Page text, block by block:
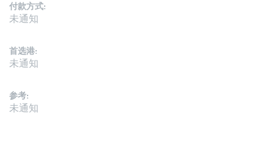
付款方式:
未通知
首选港:
未通知
参考:
未通知